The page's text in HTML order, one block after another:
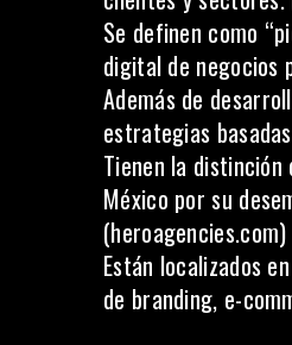
Se definen como
digital de negocios
Además de
estrategias
Tienen la distinción
México por su
(heroagencies.com)
Están localizados
de branding, e-